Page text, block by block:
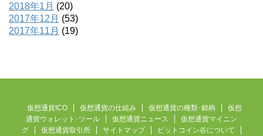
2018年1月 (20)
2017年12月 (53)
2017年11月 (19)
仮想通貨ICO 仮想通貨の仕組み 仮想通貨の種類･銘柄
仮想
通貨ウォレット･ツール
仮想通貨ニュース
仮想通貨マイニン
グ
仮想通貨取引所 サイトマップ
ビットコイン谷について